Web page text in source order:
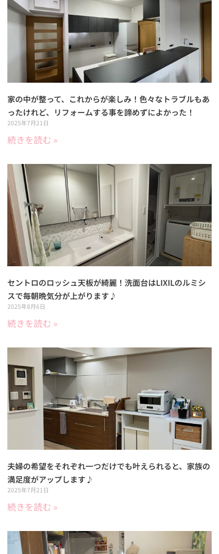
家の中が整って、これからが楽しみ！色々なトラブルもあ
ったけれど、リフォームする事を諦めずによかった！
2025年7月21日
続きを読む »
セントロのロッシュ天板が綺麗！洗面台はLIXILのルミシ
スで毎朝晩気分が上がります♪
2025年8月6日
続きを読む »
夫婦の希望をそれぞれ一つだけでも叶えられると、家族の
満足度がアップします♪
2025年7月21日
続きを読む »